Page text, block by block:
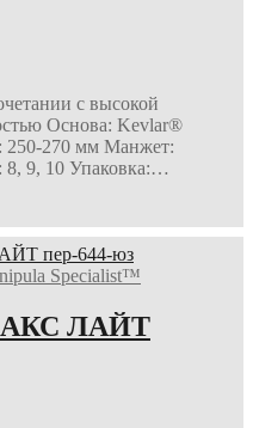
с высокой
Основа: Kevlar®
250-270 мм Манжет:
8, 9, 10 Упаковка:…
Specialist™
ЛАЙТ